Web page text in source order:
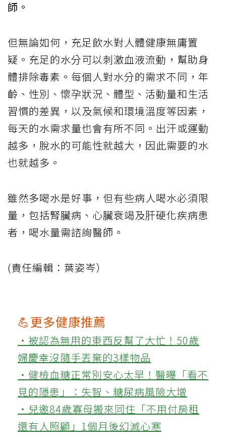
師。
但無論如何，充足飲水對人體健康無庸置
疑。充足的水分可以刺激血液流動，幫助身
體排除毒素。每個人對水分的需求不同，年
齡、性別、懷孕狀況、體型、活動量和生活
習慣的差異，以及氣候和環境溫度等因素，
每天的水需求量也會有所不同。出汗或運動
越多，脫水的可能性就越大，因此需要的水
也就越多。
雖然多喝水是好事，但有些病人喝水必須限
量，包括腎臟病、心臟衰竭及肝硬化疾病患
者，喝水量需諮詢醫師。
(責任編輯：葉姿岑）
💪更多健康推薦
‧被認為無用的東西反幫了大忙！50歲
婦慶幸沒隨手丟棄的3樣物品
‧健檢血糖正常別安心太早！醫曝「看不
見的隱患」：失智、糖尿病風險大增
‧兒邀84歲寡母搬來同住「不用付房租
還有人照顧」1個月後幻滅心寒